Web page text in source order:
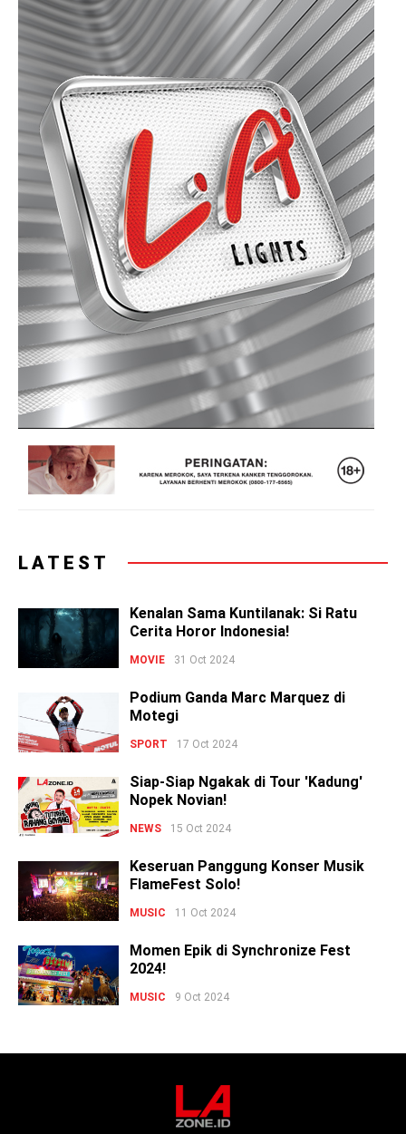
LATEST
Kenalan Sama Kuntilanak: Si Ratu
Cerita Horor Indonesia!
MOVIE 31 Oct 2024
Podium Ganda Marc Marquez di
Motegi
SPORT 17 Oct 2024
Siap-Siap Ngakak di Tour 'Kadung'
Nopek Novian!
NEWS 15 Oct 2024
Keseruan Panggung Konser Musik
FlameFest Solo!
MUSIC 11 Oct 2024
Momen Epik di Synchronize Fest
2024!
MUSIC 9 Oct 2024